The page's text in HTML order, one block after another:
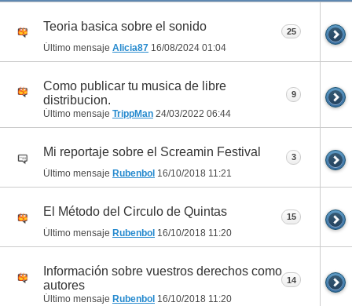
Teoria basica sobre el sonido
Último mensaje Alicia87 16/08/2024 01:04
25
Como publicar tu musica de libre
distribucion.
Último mensaje TrippMan 24/03/2022 06:44
9
Mi reportaje sobre el Screamin Festival
Último mensaje Rubenbol 16/10/2018 11:21
3
El Método del Circulo de Quintas
Último mensaje Rubenbol 16/10/2018 11:20
15
Información sobre vuestros derechos como
autores
Último mensaje Rubenbol 16/10/2018 11:20
14